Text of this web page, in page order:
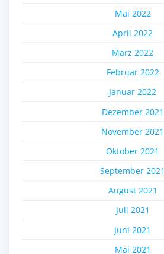
Mai 2022
April 2022
März 2022
Februar 2022
Januar 2022
Dezember 2021
November 2021
Oktober 2021
September 2021
August 2021
Juli 2021
Juni 2021
Mai 2021